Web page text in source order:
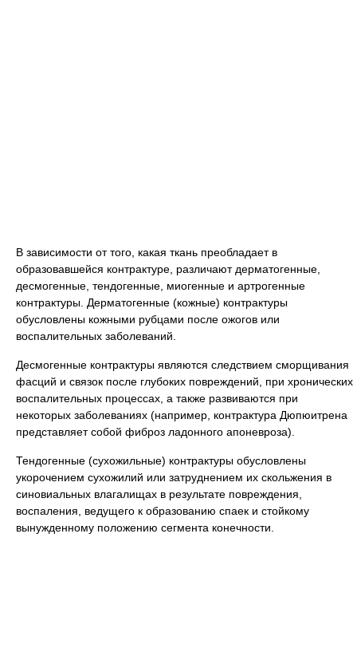
В зависимости от того, какая ткань преобладает в
образовавшейся контрактуре, различают дерматогенные,
десмогенные, тендогенные, миогенные и артрогенные
контрактуры. Дерматогенные (кожные) контрактуры
обусловлены кожными рубцами после ожогов или
воспалительных заболеваний.
Десмогенные контрактуры являются следствием сморщивания
фасций и связок после глубоких повреждений, при хронических
воспалительных процессах, а также развиваются при
некоторых заболеваниях (например, контрактура Дюпюитрена
представляет собой фиброз ладонного апоневроза).
Тендогенные (сухожильные) контрактуры обусловлены
укорочением сухожилий или затруднением их скольжения в
синовиальных влагалищах в результате повреждения,
воспаления, ведущего к образованию спаек и стойкому
вынужденному положению сегмента конечности.